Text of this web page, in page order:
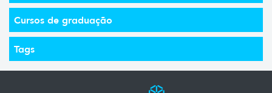
Cursos de graduação
Tags